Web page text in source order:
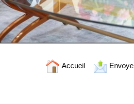
Accueil